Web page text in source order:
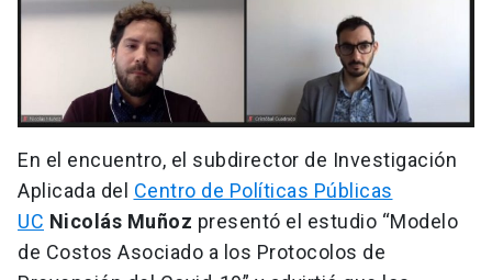
En el encuentro, el subdirector de Investigación
Aplicada del Centro de Políticas Públicas
UC Nicolás Muñoz presentó el estudio “Modelo
de Costos Asociado a los Protocolos de